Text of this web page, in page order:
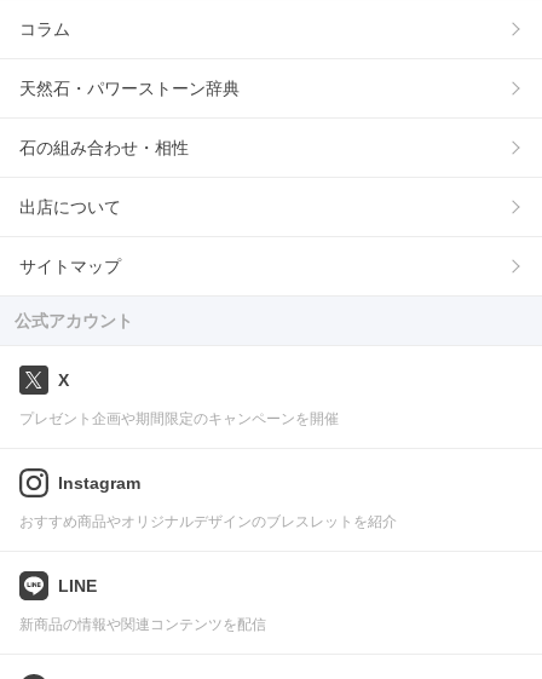
コラム
天然石・パワーストーン辞典
石の組み合わせ・相性
出店について
サイトマップ
公式アカウント
X
プレゼント企画や期間限定のキャンペーンを開催
Instagram
おすすめ商品やオリジナルデザインのブレスレットを紹介
LINE
新商品の情報や関連コンテンツを配信